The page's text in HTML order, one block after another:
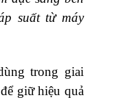
suất từ máy
trong giai
giữ hiệu quả